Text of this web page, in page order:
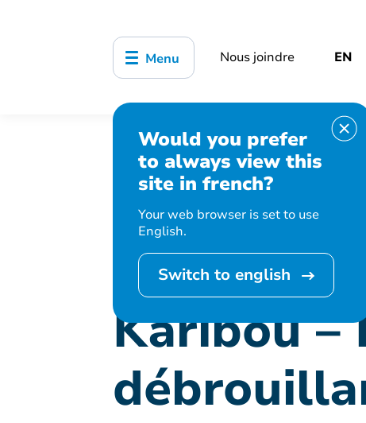
Menu Nous joindre EN
Would you prefer
to always view this
site in french?
Your web browser is set to use
English.
Switch to english
Accueil Bibliothèque, culture, sports
Karibou – Les Renauds débrouillards (3
Cet événement
Karibou –